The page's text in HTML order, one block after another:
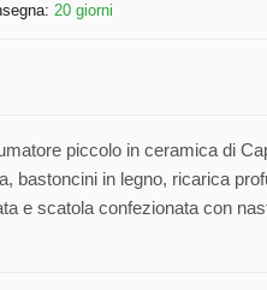
20 giorni
piccolo in ceramica di
bastoncini in legno, ricarica
e scatola confezionata con